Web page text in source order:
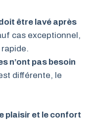
être lavé après
cas exceptionnel,
n’ont pas besoin
différente, le
plaisir et le confort